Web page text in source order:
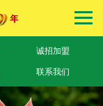
诚招加盟
联系我们